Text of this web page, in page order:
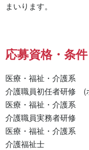
まいります。
応募資格・条
医療・福祉・介護系
介護職員初任者研修　
医療・福祉・介護系
介護職員実務者研修
医療・福祉・介護系
介護福祉士